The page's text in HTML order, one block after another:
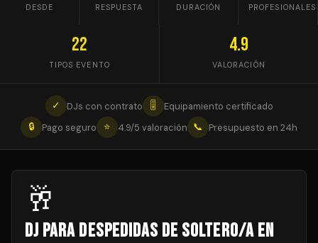
DESDE RESPUESTA DURACIÓN PROFESIONALES
22
TIPOS EVENTO
4.9
VALORACIÓN
✓ DJs con contrato 🎚
Equipamiento certificado
🔒
Pago seguro ⭐ 4.9/5 valoración 📞 Presupuesto en 24h
🥂
DJ para Despedidas de Soltero/a en